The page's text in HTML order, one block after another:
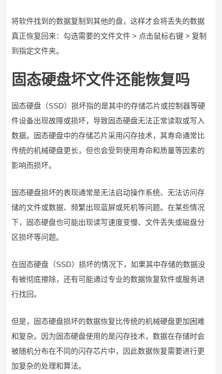
将软件找到的数据复制到其他的盘，这样才会将丢失的数据
真正恢复回来：勾选需要的文件文件 > 点击鼠标右键 > 复制
到指定文件夹。
固态硬盘坏文件还能恢复吗
固态硬盘（SSD）损坏指的是其中的存储芯片或控制器等硬
件设备出现故障或损坏，导致固态硬盘无法正常读取或写入
数据。固态硬盘中的存储芯片采用闪存技术，其寿命通常比
传统的机械硬盘更长，但也会受到使用寿命和质量等因素的
影响而损坏。
固态硬盘损坏的表现通常是无法启动操作系统、无法访问存
储的文件或数据、频繁出现蓝屏或死机等问题。在某些情况
下，固态硬盘也可能出现读写速度变慢、文件丢失或磁盘分
区损坏等问题。
在固态硬盘（SSD）损坏的情况下，如果其中存储的数据没
有被彻底擦除，还有可能通过专业的数据恢复软件或服务进
行找回。
但是，固态硬盘损坏的数据恢复比传统的机械硬盘更加困难
和复杂。因为固态硬盘使用的是闪存技术，数据在存储时会
被随机分布在不同的闪存芯片中，因此数据恢复需要进行更
加复杂的处理和算法。